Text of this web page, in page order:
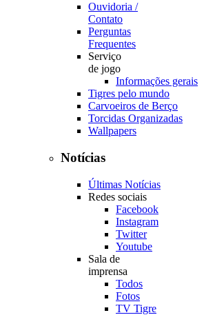
Ouvidoria /
Contato
Perguntas
Frequentes
Serviço
de jogo
Informações gerais
Tigres pelo mundo
Carvoeiros de Berço
Torcidas Organizadas
Wallpapers
Notícias
Últimas Notícias
Redes sociais
Facebook
Instagram
Twitter
Youtube
Sala de
imprensa
Todos
Fotos
TV Tigre